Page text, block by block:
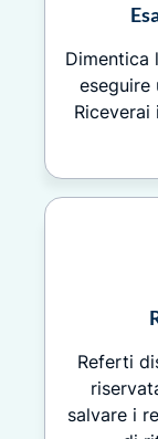
Dimentica
eseguire
Referti
salvare i